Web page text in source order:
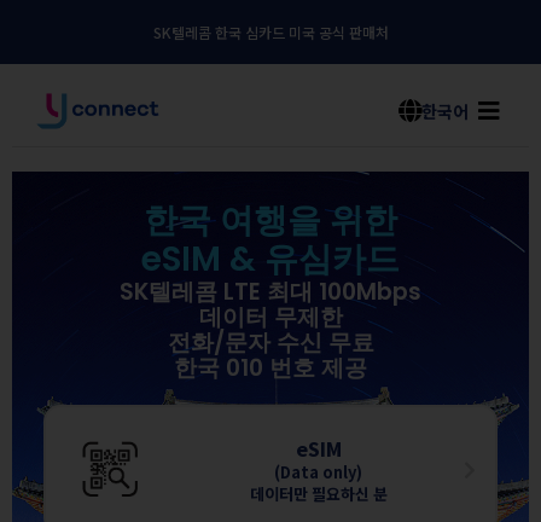
SK텔레콤 한국 심카드 미국 공식 판매처
한국어
한국 여행을 위한
eSIM & 유심카드
SK텔레콤 LTE 최대 100Mbps
데이터 무제한
전화/문자 수신 무료
한국 010 번호 제공
eSIM
(Data only)
데이터만 필요하신 분